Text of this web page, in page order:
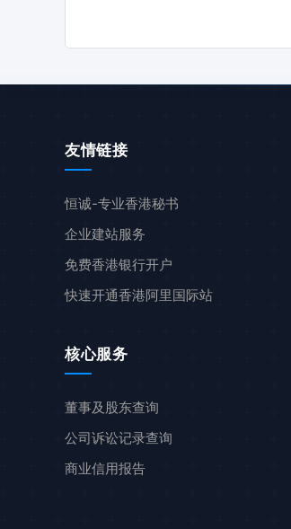
友情链接
恒诚-专业香港秘书
企业建站服务
免费香港银行开户
快速开通香港阿里国际站
核心服务
董事及股东查询
公司诉讼记录查询
商业信用报告